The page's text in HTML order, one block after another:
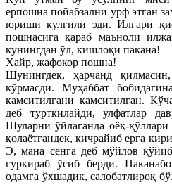
ерпошна пойабзални урф этган
юриши кулгили эди. Илгари
пошнасига қараб маъноли
кунингдан ўл, кишлоқи пакана!
Хайр, жафокор пошна!
Шунингдек, ҳарчанд
кўрмасди. Муҳаббат
камситилгани камситилган.
деб турткилайди, улфатлар
Шуларни ўйлаганда оёқ-
қолаётгандек, кичрайиб ерга
Э, мана сенга деб мўйлов
гуркираб ўсиб берди.
одамга ўхшадик, салобатлироқ